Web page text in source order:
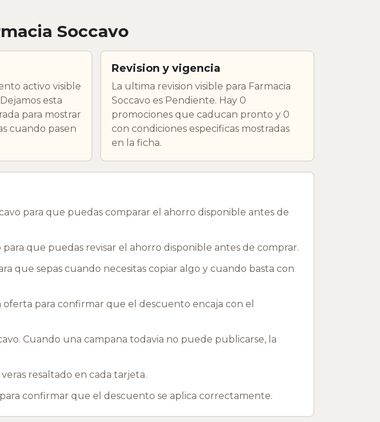
Soccavo
activo visible
esta
para mostrar
cuando pasen
Revision y vigencia
La ultima revision visible para Farmacia
Soccavo es Pendiente. Hay 0
promociones que caducan pronto y 0
con condiciones especificas mostradas
en la ficha.
para que puedas comparar el ahorro disponible antes de
que puedas revisar el ahorro disponible antes de comprar.
que sepas cuando necesitas copiar algo y cuando basta con
para confirmar que el descuento encaja con el
Cuando una campana todavia no puede publicarse, la
resaltado en cada tarjeta.
confirmar que el descuento se aplica correctamente.